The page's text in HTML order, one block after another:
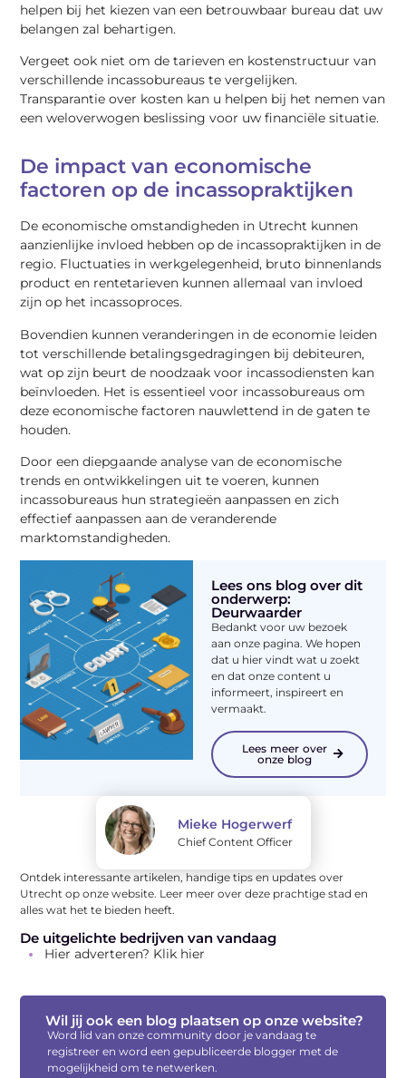
helpen bij het kiezen van een betrouwbaar bureau dat uw
belangen zal behartigen.
Vergeet ook niet om de tarieven en kostenstructuur van
verschillende incassobureaus te vergelijken.
Transparantie over kosten kan u helpen bij het nemen van
een weloverwogen beslissing voor uw financiële situatie.
De impact van economische
factoren op de incassopraktijken
De economische omstandigheden in Utrecht kunnen
aanzienlijke invloed hebben op de incassopraktijken in de
regio. Fluctuaties in werkgelegenheid, bruto binnenlands
product en rentetarieven kunnen allemaal van invloed
zijn op het incassoproces.
Bovendien kunnen veranderingen in de economie leiden
tot verschillende betalingsgedragingen bij debiteuren,
wat op zijn beurt de noodzaak voor incassodiensten kan
beïnvloeden. Het is essentieel voor incassobureaus om
deze economische factoren nauwlettend in de gaten te
houden.
Door een diepgaande analyse van de economische
trends en ontwikkelingen uit te voeren, kunnen
incassobureaus hun strategieën aanpassen en zich
effectief aanpassen aan de veranderende
marktomstandigheden.
Lees ons blog over dit
onderwerp:
Deurwaarder
Bedankt voor uw bezoek
aan onze pagina. We hopen
dat u hier vindt wat u zoekt
en dat onze content u
informeert, inspireert en
vermaakt.
Lees meer over
onze blog
Mieke Hogerwerf
Chief Content Officer
Ontdek interessante artikelen, handige tips en updates over
Utrecht op onze website. Leer meer over deze prachtige stad en
alles wat het te bieden heeft.
De uitgelichte bedrijven van vandaag
Hier adverteren? Klik hier
Wil jij ook een blog plaatsen op onze website?
Word lid van onze community door je vandaag te
registreer en word een gepubliceerde blogger met de
mogelijkheid om te netwerken.